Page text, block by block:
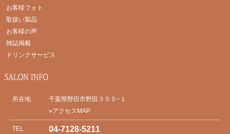
お客様フォト
取扱い製品
お客様の声
雑誌掲載
ドリンクサービス
所在地
千葉県野田市野田３５５−１
»アクセスMAP
TEL 04-7128-5211